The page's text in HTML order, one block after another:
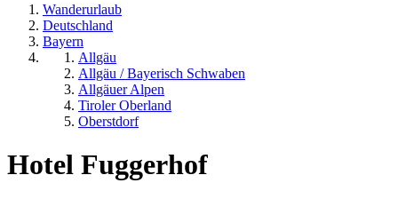
Wanderurlaub
Deutschland
Bayern
Allgäu
Allgäu / Bayerisch Schwaben
Allgäuer Alpen
Tiroler Oberland
Oberstdorf
Hotel Fuggerhof